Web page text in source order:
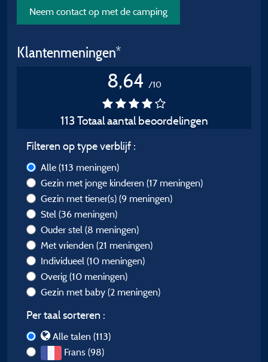
Neem contact op met de camping
Klantenmeningen*
8,64 /10
113 Totaal aantal beoordelingen
Filteren op type verblijf :
Alle (113 meningen)
Gezin met jonge kinderen (17 meningen)
Gezin met tiener(s) (9 meningen)
Stel (36 meningen)
Ouder stel (8 meningen)
Met vrienden (21 meningen)
Individueel (10 meningen)
Overig (10 meningen)
Gezin met baby (2 meningen)
Per taal sorteren :
Alle talen (113)
Frans (98)